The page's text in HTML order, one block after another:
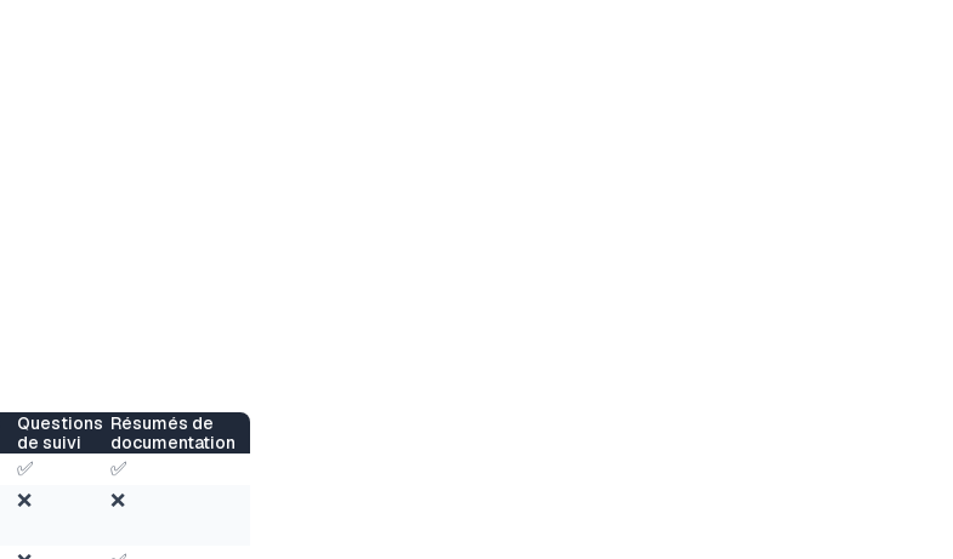
Questions
de suivi
Résumés de
documentation
✅
✅
❌ ❌